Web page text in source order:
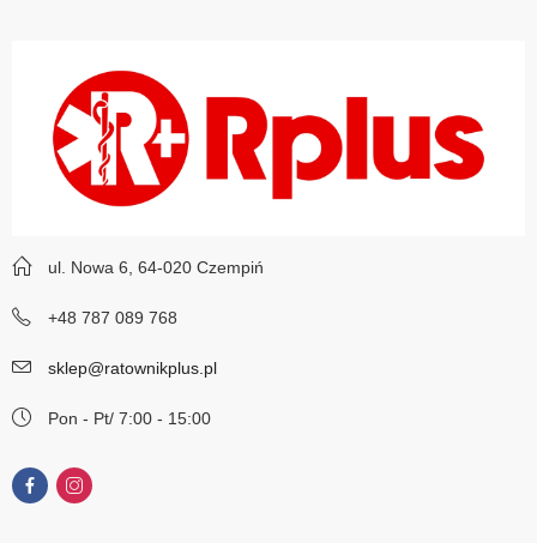
ul. Nowa 6, 64-020 Czempiń
+48 787 089 768
sklep@ratownikplus.pl
Pon - Pt/ 7:00 - 15:00